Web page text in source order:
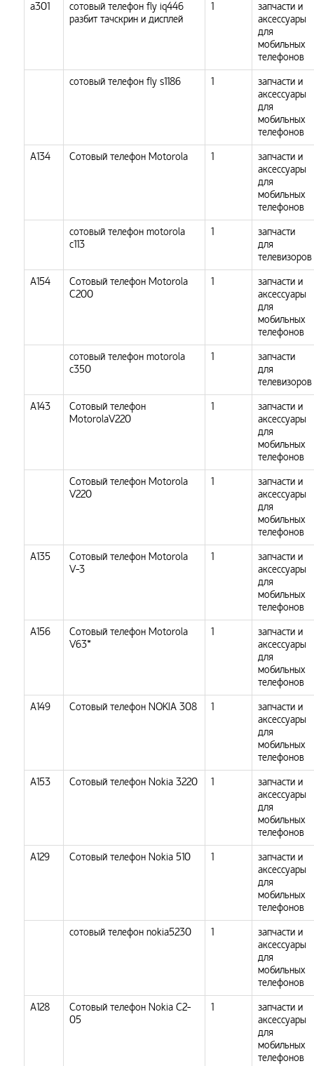
а301
сотовый телефон fly iq446
разбит тачскрин и дисплей
1
запчасти и
аксессуары
для
мобильных
телефонов
сотовый телефон fly s1186 1
запчасти и
аксессуары
для
мобильных
телефонов
А134 Сотовый телефон Motorola 1
запчасти и
аксессуары
для
мобильных
телефонов
сотовый телефон motorola
c113
1
запчасти
для
телевизоров
А154
Сотовый телефон Motorola
C200
1
запчасти и
аксессуары
для
мобильных
телефонов
сотовый телефон motorola
c350
1
запчасти
для
телевизоров
А143
Сотовый телефон
MotorolaV220
1
запчасти и
аксессуары
для
мобильных
телефонов
Сотовый телефон Motorola
V220
1
запчасти и
аксессуары
для
мобильных
телефонов
A135
Сотовый телефон Motorola
V-3
1
запчасти и
аксессуары
для
мобильных
телефонов
А156
Сотовый телефон Motorola
V63*
1
запчасти и
аксессуары
для
мобильных
телефонов
А149 Сотовый телефон NOKIA 308 1
запчасти и
аксессуары
для
мобильных
телефонов
А153 Сотовый телефон Nokia 3220 1
запчасти и
аксессуары
для
мобильных
телефонов
А129 Сотовый телефон Nokia 510 1
запчасти и
аксессуары
для
мобильных
телефонов
сотовый телефон nokia5230 1
запчасти и
аксессуары
для
мобильных
телефонов
A128
Сотовый телефон Nokia C2-
05
1
запчасти и
аксессуары
для
мобильных
телефонов